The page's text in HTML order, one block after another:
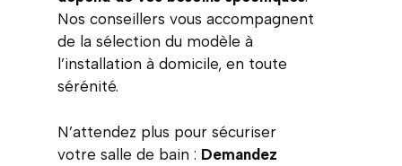
Nos conseillers vous accompagnent
de la sélection du modèle à
l’installation à domicile, en toute
sérénité.
N’attendez plus pour sécuriser
votre salle de bain : Demandez